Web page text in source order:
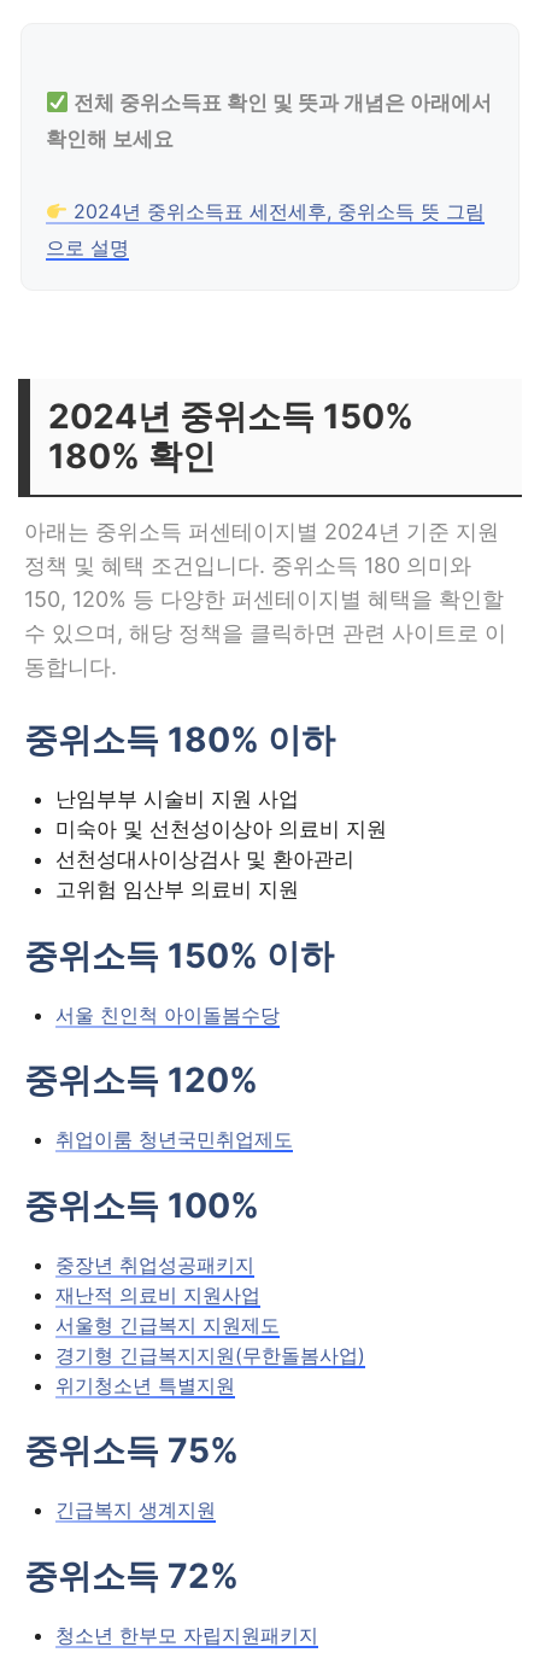
전체 중위소득표 확인 및 뜻과 개념은 아래에서
확인해 보세요
2024년 중위소득표 세전세후, 중위소득 뜻 그림
으로 설명
2024년 중위소득 150%
180% 확인
아래는 중위소득 퍼센테이지별 2024년 기준 지원
정책 및 혜택 조건입니다. 중위소득 180 의미와
150, 120% 등 다양한 퍼센테이지별 혜택을 확인할
수 있으며, 해당 정책을 클릭하면 관련 사이트로 이
동합니다.
중위소득 180% 이하
난임부부 시술비 지원 사업
미숙아 및 선천성이상아 의료비 지원
선천성대사이상검사 및 환아관리
고위험 임산부 의료비 지원
중위소득 150% 이하
서울 친인척 아이돌봄수당
중위소득 120%
취업이룸 청년국민취업제도
중위소득 100%
중장년 취업성공패키지
재난적 의료비 지원사업
서울형 긴급복지 지원제도
경기형 긴급복지지원(무한돌봄사업)
위기청소년 특별지원
중위소득 75%
긴급복지 생계지원
중위소득 72%
청소년 한부모 자립지원패키지